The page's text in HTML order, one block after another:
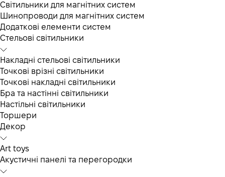
Світильники для магнітних систем
Шинопроводи для магнітних систем
Додаткові елементи систем
Cтельові світильники
Накладні стельові світильники
Точкові врізні світильники
Точкові накладні світильники
Бра та настінні світильники
Настільні світильники
Торшери
Декор
Art toys
Акустичні панелі та перегородки